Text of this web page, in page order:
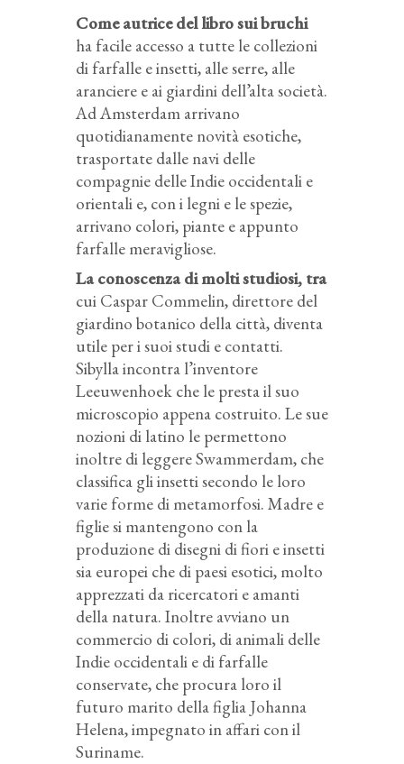
Come autrice del libro sui bruchi
ha facile accesso a tutte le collezioni
di farfalle e insetti, alle serre, alle
aranciere e ai giardini dell’alta società.
Ad Amsterdam arrivano
quotidianamente novità esotiche,
trasportate dalle navi delle
compagnie delle Indie occidentali e
orientali e, con i legni e le spezie,
arrivano colori, piante e appunto
farfalle meravigliose.
La conoscenza di molti studiosi, tra
cui Caspar Commelin, direttore del
giardino botanico della città, diventa
utile per i suoi studi e contatti.
Sibylla incontra l’inventore
Leeuwenhoek che le presta il suo
microscopio appena costruito. Le sue
nozioni di latino le permettono
inoltre di leggere Swammerdam, che
classifica gli insetti secondo le loro
varie forme di metamorfosi. Madre e
figlie si mantengono con la
produzione di disegni di fiori e insetti
sia europei che di paesi esotici, molto
apprezzati da ricercatori e amanti
della natura. Inoltre avviano un
commercio di colori, di animali delle
Indie occidentali e di farfalle
conservate, che procura loro il
futuro marito della figlia Johanna
Helena, impegnato in affari con il
Suriname.